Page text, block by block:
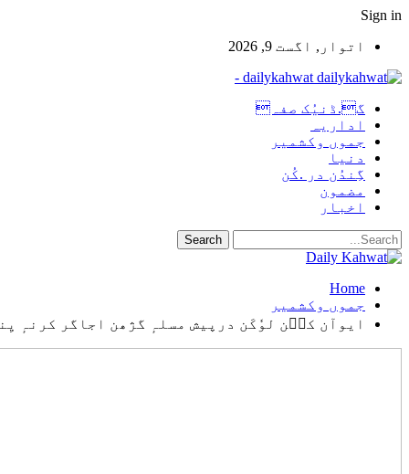
Sign in
اتوار, اگست 9, 2026
dailykahwat -
گ.ڈنیُک صفہ
اداریہ
جموں وکشمیر
دنیا
گِندُن در .کُن
مضمون
اخبار
Home
جموں وکشمیر
ایوآن کٮ۪ن لوٗکَن درپیش مسلہٕ گژھن اجاگر کرنہٕ